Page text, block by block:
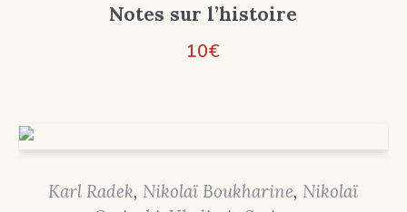
Notes sur l’histoire
10€
Karl Radek, Nikolaï Boukharine, Nikolaï